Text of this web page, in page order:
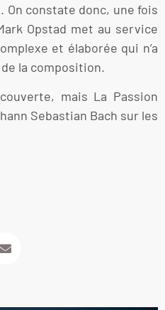
constate donc, une fois
Opstad met au service
et élaborée qui n’a
de la composition.
mais La Passion
Sebastian Bach sur les